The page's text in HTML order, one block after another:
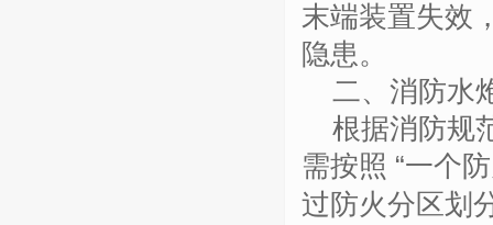
末端装置失效
隐患。
二、消防水
根据消防规
需按照 “一个
过防火分区划